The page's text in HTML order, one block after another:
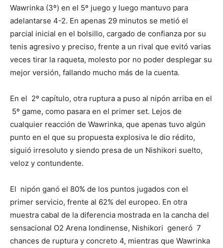
Wawrinka (3º) en el 5º juego y luego mantuvo para
adelantarse 4-2. En apenas 29 minutos se metió el
parcial inicial en el bolsillo, cargado de confianza por su
tenis agresivo y preciso, frente a un rival que evitó varias
veces tirar la raqueta, molesto por no poder desplegar su
mejor versión, fallando mucho más de la cuenta.
En el 2º capítulo, otra ruptura a puso al nipón arriba en el
5º game, como pasara en el primer set. Lejos de
cualquier reacción de Wawrinka, que apenas tuvo algún
punto en el que su propuesta explosiva le dio rédito,
siguió irresoluto y siendo presa de un Nishikori suelto,
veloz y contundente.
El nipón ganó el 80% de los puntos jugados con el
primer servicio, frente al 62% del europeo. En otra
muestra cabal de la diferencia mostrada en la cancha del
sensacional O2 Arena londinense, Nishikori generó 7
chances de ruptura y concreto 4, mientras que Wawrinka